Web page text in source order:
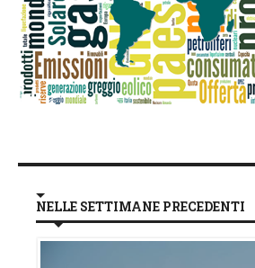
NELLE SETTIMANE PRECEDENTI